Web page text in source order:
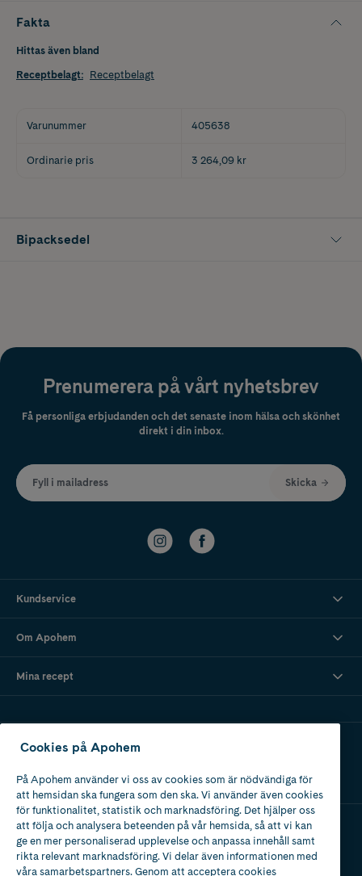
Fakta
Hittas även bland
Receptbelagt: Receptbelagt
Varunummer 405638
Ordinarie pris 3 264,09 kr
Bipacksedel
Prenumerera på vårt nyhetsbrev
Få personliga erbjudanden och det senaste inom hälsa och skönhet
direkt i din inbox.
Fyll i mailadress Skicka
Kundservice
Om Apohem
Mina recept
Ladda ner vår app
Apotek med tillstånd
av Läkemedelsverket
Cookies på Apohem
På Apohem använder vi oss av cookies som är nödvändiga för
att hemsidan ska fungera som den ska. Vi använder även cookies
för funktionalitet, statistik och marknadsföring. Det hjälper oss
att följa och analysera beteenden på vår hemsida, så att vi kan
ge en mer personaliserad upplevelse och anpassa innehåll samt
rikta relevant marknadsföring. Vi delar även informationen med
våra samarbetspartners. Genom att acceptera cookies